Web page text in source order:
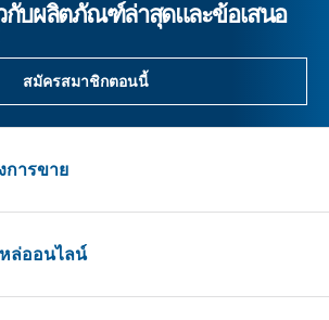
กับผลิตภัณฑ์ล่าสุดและข้อเสนอ
สมัครสมาชิกตอนนี้
การขาย
ล่ออนไลน์